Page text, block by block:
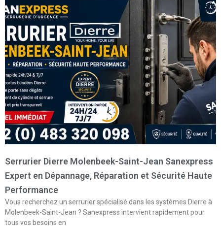
Serrurier Dierre Molenbeek-Saint-Jean Sanexpress
Expert en Dépannage, Réparation et Sécurité Haute
Performance
Vous recherchez un serrurier spécialisé dans les systèmes Dierre à
Molenbeek-Saint-Jean ? Sanexpress intervient rapidement pour
tous vos besoins en